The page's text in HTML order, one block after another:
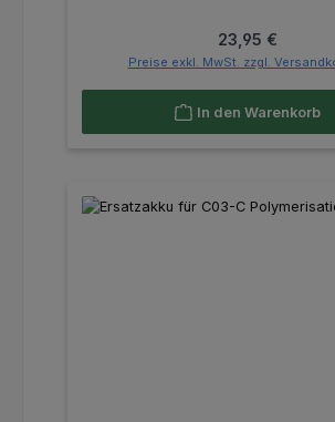
Regulärer Preis:
23,95 €
Preise exkl. MwSt. zzgl.
In den Warenkorb